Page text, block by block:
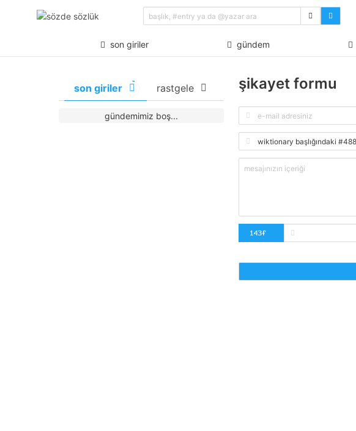
son giriler gündem
son giriler rastgele
gündemimiz boş...
şikayet formu